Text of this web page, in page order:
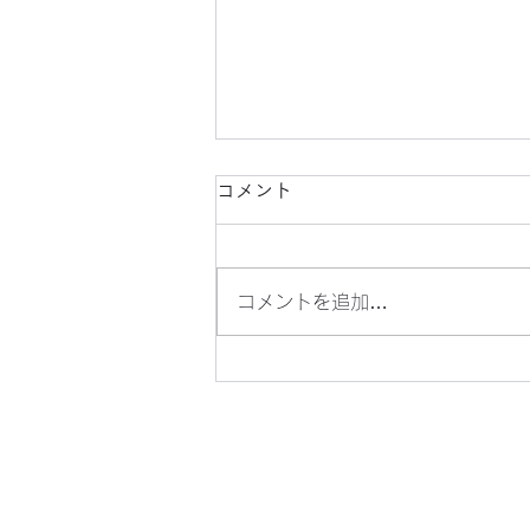
懐かしい、横浜駅周辺の風景
コメント
コメントを追加…